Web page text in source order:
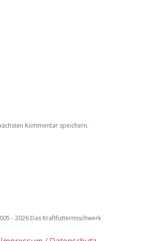
Kommentar speichern.
- 2026 Das Kraftfuttermischwerk